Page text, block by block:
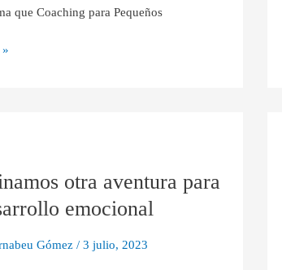
que Coaching para Pequeños
»
otra aventura para
emocional
Gómez / 3 julio, 2023